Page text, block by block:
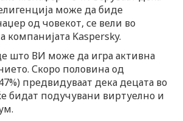
може да биде
од човекот, се вели во
компанијата Kaspersky.
што ВИ може да игра активна
Скоро половина од
предвидуваат дека децата во
бидат подучувани виртуелно и